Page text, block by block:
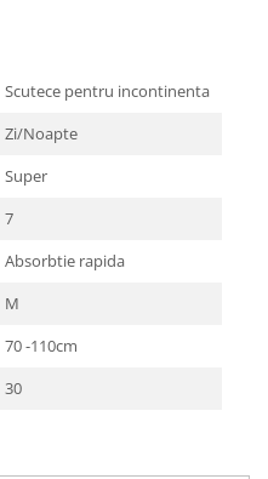
Scutece pentru incontinenta
Zi/Noapte
Super
7
Absorbtie rapida
M
70 -110cm
30